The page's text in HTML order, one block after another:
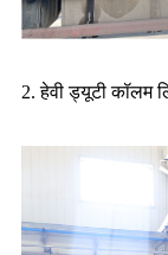
2. हेवी ड्यूटी कॉलम